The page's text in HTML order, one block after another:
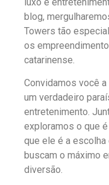
blog,
Towers tão
os
catarinense.
Convidamos você
um verdadeiro
entretenimento.
exploramos o que
que ele é a
buscam o máximo
diversão.